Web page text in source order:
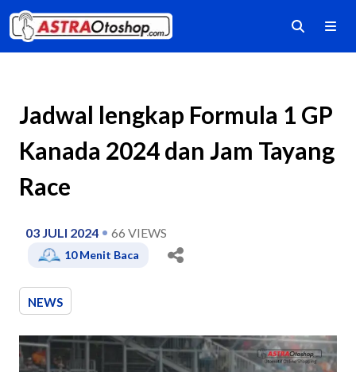
Jadwal lengkap Formula 1 GP
Kanada 2024 dan Jam Tayang
Race
03 JULI 2024 66 VIEWS
10Menit Baca
NEWS